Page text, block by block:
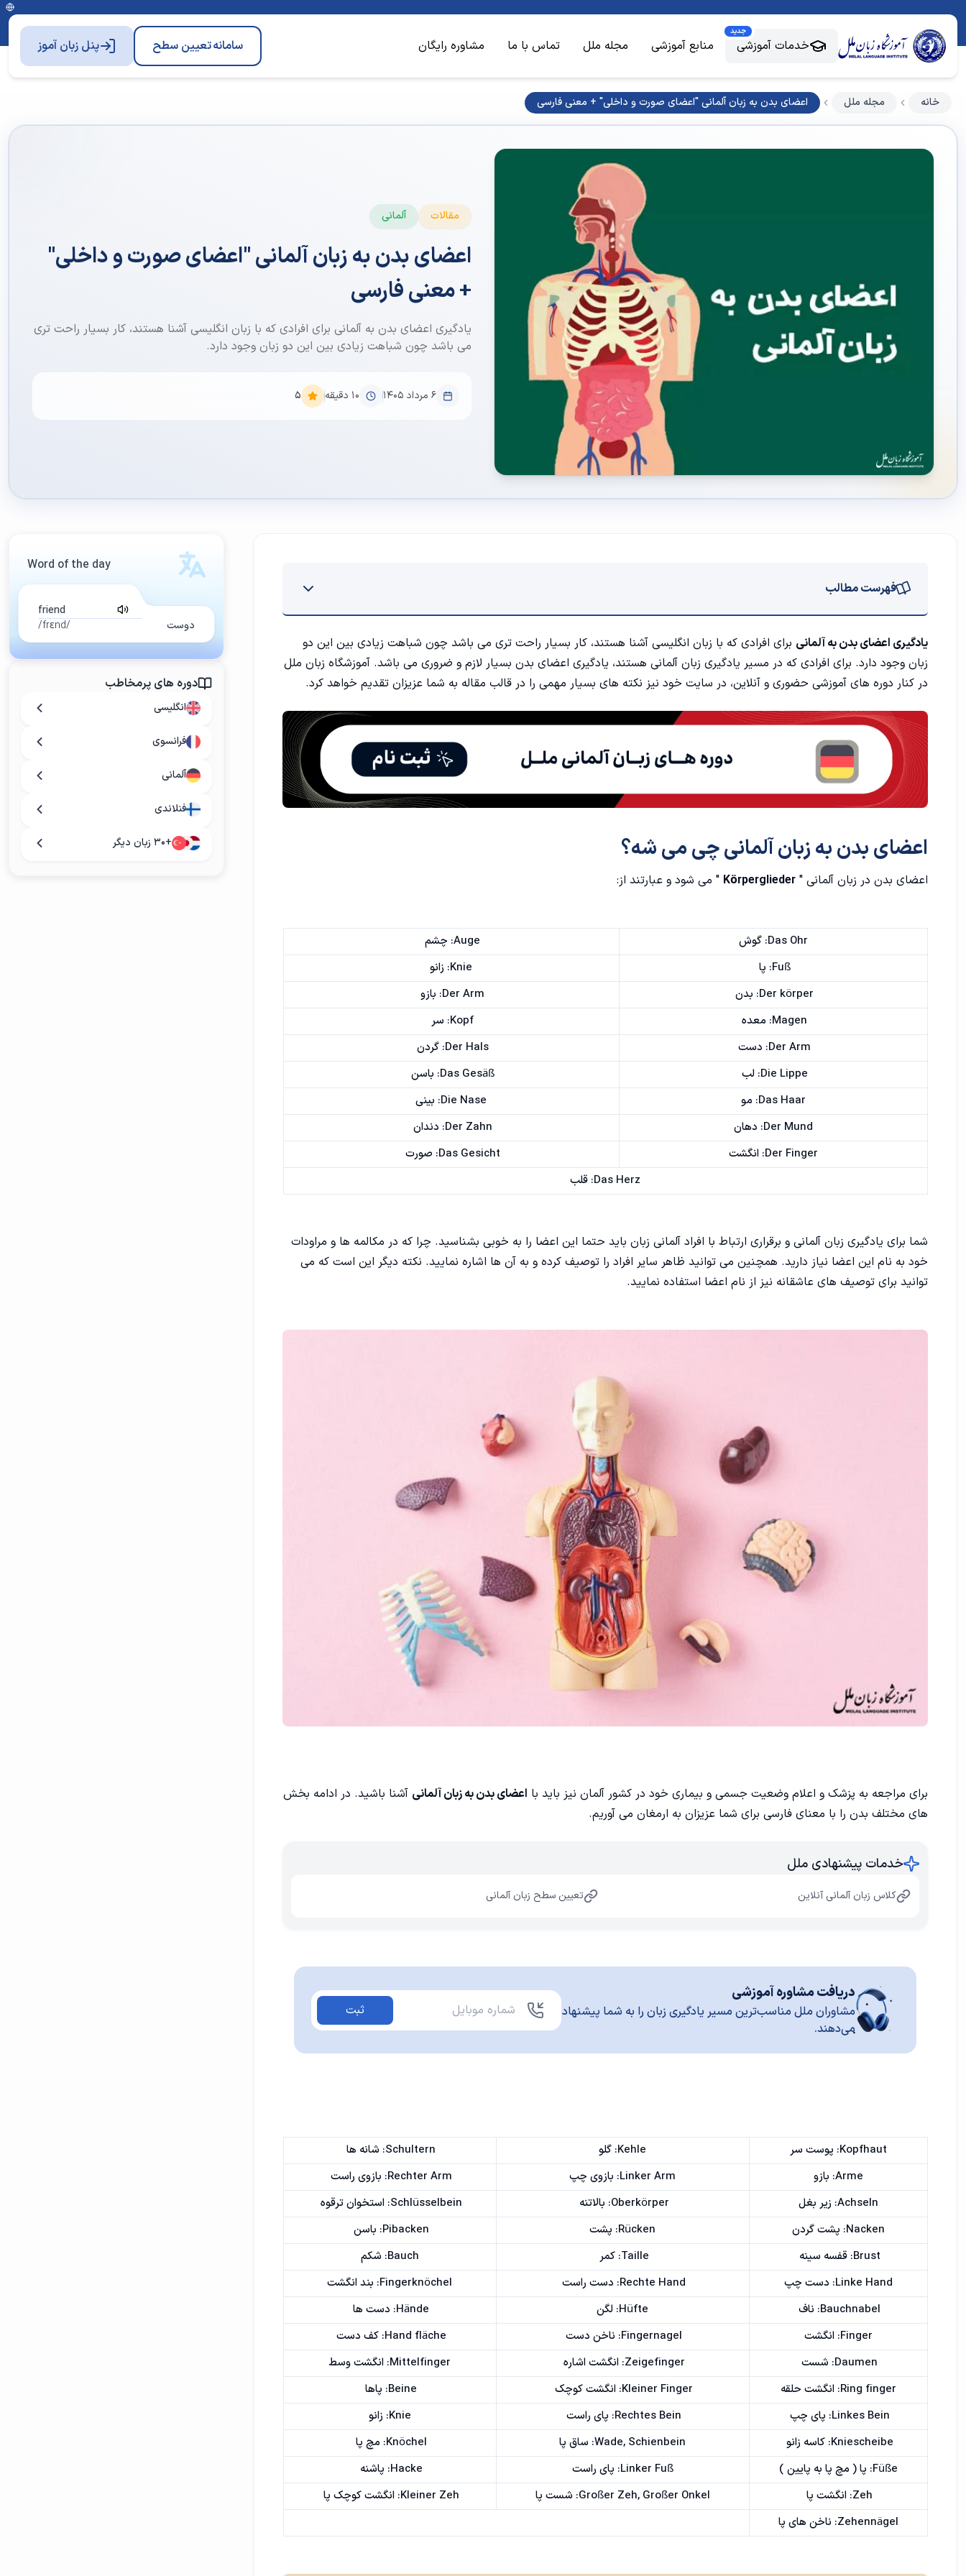
خدمات آموزشی
جدید
منابع آموزشی مجله ملل تماس با ما مشاوره رایگان سامانهتعیین سطح پنل زبان آموز
خانه مجله ملل اعضای بدن به زبان آلمانی "اعضای صورت و داخلی" + معنی فارسی
مقالات آلمانی
اعضای بدن به زبان آلمانی "اعضای صورت و داخلی"
+ معنی فارسی
یادگیری اعضای بدن به آلمانی برای افرادی که با زبان انگلیسی آشنا هستند، کار بسیار راحت تری
می باشد چون شباهت زیادی بین این دو زبان وجود دارد.
۶ مرداد ۱۴۰۵ 10 دقیقه 5
فهرست مطالب
اعضای بدن به زبان آلمانی چی می شه؟
اعضای مهم صورت به زبان آلمانی
اعضای داخلی بدن به زبان آلمانی
یادگیری اعضای بدن به آلمانی برای افرادی که با زبان انگلیسی آشنا هستند، کار بسیار راحت تری می باشد چون شباهت زیادی بین این دو
زبان وجود دارد. برای افرادی که در مسیر یادگیری زبان آلمانی هستند، یادگیری اعضای بدن بسیار لازم و ضروری می باشد. آموزشگاه زبان ملل
در کنار دوره های آموزشی حضوری و آنلاین، در سایت خود نیز نکته های بسیار مهمی را در قالب مقاله به شما عزیزان تقدیم خواهد کرد.
اعضای بدن به زبان آلمانی چی می شه؟
اعضای بدن در زبان آلمانی " Körperglieder " می شود و عبارتند از:
Das Ohr: گوش
Auge: چشم
Fuß: پا
Knie: زانو
Der körper: بدن
Der Arm: بازو
Magen: معده
Kopf: سر
Der Arm: دست
Der Hals: گردن
Die Lippe: لب
Das Gesäß: باسن
Das Haar: مو
Die Nase: بینی
Der Mund: دهان
Der Zahn: دندان
Der Finger: انگشت
Das Gesicht: صورت
Das Herz: قلب
شما برای یادگیری زبان آلمانی و برقراری ارتباط با افراد آلمانی زبان باید حتما این اعضا را به خوبی بشناسید. چرا که در مکالمه ها و مراودات
خود به نام این اعضا نیاز دارید. همچنین می توانید ظاهر سایر افراد را توصیف کرده و به آن ها اشاره نمایید. نکته دیگر این است که می
توانید برای توصیف های عاشقانه نیز از نام اعضا استفاده نمایید.
برای مراجعه به پزشک و اعلام وضعیت جسمی و بیماری خود در کشور آلمان نیز باید با اعضای بدن به زبان آلمانی آشنا باشید. در ادامه بخش
های مختلف بدن را با معنای فارسی برای شما عزیزان به ارمغان می آوریم.
خدمات پیشنهادی ملل
کلاس زبان آلمانی آنلاین تعیین سطح زبان آلمانی
دریافت مشاوره آموزشی
مشاوران ملل مناسب‌ترین مسیر یادگیری زبان را به شما پیشنهاد
می‌دهند.
ثبت
Kopfhaut: پوست سر Kehle: گلو
Schultern: شانه ها
Arme: بازو
Linker Arm: بازوی چپ
Rechter Arm: بازوی راست
Achseln: زیر بغل
Oberkörper: بالاتنه
Schlüsselbein: استخوان ترقوه
Nacken: پشت گردن
Rücken: پشت
Pibacken: باسن
Brust: قفسه سینه
Taille: کمر
Bauch: شکم
Linke Hand: دست چپ
Rechte Hand: دست راست
Fingerknöchel: بند انگشت
Bauchnabel: ناف
Hüfte: لگن
Hände: دست ها
Finger: انگشت
Fingernagel: ناخن دست
Hand fläche: کف دست
Daumen: شست
Zeigefinger: انگشت اشاره
Mittelfinger: انگشت وسط
Ring finger: انگشت حلقه
Kleiner Finger: انگشت کوچک
Beine: پاها
Linkes Bein: پای چپ
Rechtes Bein: پای راست
Knie: زانو
Kniescheibe: کاسه زانو
Wade, Schienbein: ساق پا
Knöchel: مچ پا
Füße: پا ( مچ پا به پایین )
Linker Fuß: پای راست
Hacke: پاشنه
Zeh: انگشت پا
Großer Zeh, Großer Onkel: شست پا
Kleiner Zeh: انگشت کوچک پا
Zehennägel: ناخن های پا
Word of the day
friend
دوست
/frɛnd/
دوره های پرمخاطب
انگلیسی
فرانسوی
آلمانی
فنلاندی
+۳۰ زبان دیگر